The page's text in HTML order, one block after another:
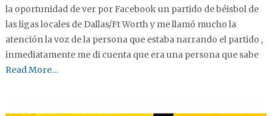
la oportunidad de ver por Facebook un partido de béisbol de
las ligas locales de Dallas/Ft Worth y me llamó mucho la
atención la voz de la persona que estaba narrando el partido ,
inmediatamente me di cuenta que era una persona que sabe
Read More…